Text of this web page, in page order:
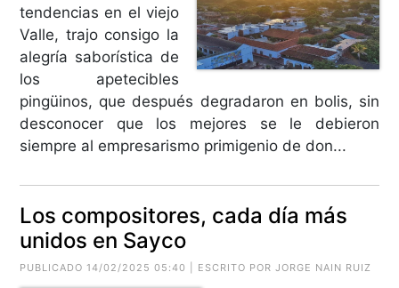
tendencias en el viejo
Valle, trajo consigo la
alegría saborística de
los apetecibles
pingüinos, que después degradaron en bolis, sin
desconocer que los mejores se le debieron
siempre al empresarismo primigenio de don...
Los compositores, cada día más
unidos en Sayco
PUBLICADO 14/02/2025 05:40 | ESCRITO PORJORGE NAIN RUIZ